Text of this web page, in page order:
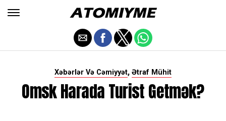
Xəbərlər Və Cəmiyyət, Ətraf Mühit
Omsk Harada Turist Getmək?